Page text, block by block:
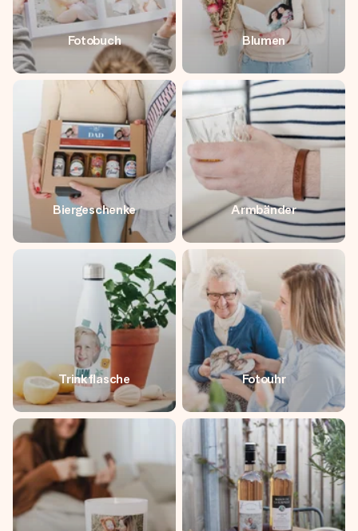
Fotobuch Blumen
Biergeschenke Armbänder
Trinkflasche Fotouhr